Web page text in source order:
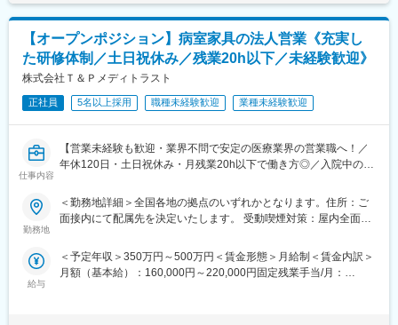
当法人が運営する松本市筑摩の南天診療所での医療事務職を募集
します！
＜業務詳細＞
・受付（内科、産婦人科、皮膚科の総合受付となります）
・会計、診療報酬請求
・レセコン操作
・その他資料作成（Excel、Word使用）
※忙しい時間帯など、まれに診療サポートに入る場合がございま
す。
■自己負担額全支給！
額が給与として返還されます！小さなお子さんがいる方には安心
頂けると思います◎
【オープンポジション】病室家具の法人営業《充実し
た研修体制／土日祝休み／残業20h以下／未経験歓迎》
株式会社Ｔ＆Ｐメディトラスト
正社員 5名以上採用 職種未経験歓迎 業種未経験歓迎
仕事内容
【営業未経験も歓迎・業界不問で安定の医療業界の営業職へ！／
年休120日・土日祝休み・月残業20h以下で働き方◎／入院中の病
【はじめに】
ィングができる魅力的なポジションです。
勤務地
＜勤務地詳細＞全国各地の拠点のいずれかとなります。住所：ご
面接内にて配属先を決定いたします。 受動喫煙対策：屋内全面禁
給与
＜予定年収＞350万円～500万円＜賃金形態＞月給制＜賃金内訳＞
月額（基本給）：160,000円～220,000円固定残業手当/月：